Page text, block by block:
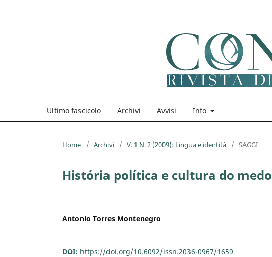
Ultimo fascicolo Archivi Avvisi Info
Home / Archivi / V. 1 N. 2 (2009): Lingua e identità / SAGGI
História política e cultura do medo
Antonio Torres Montenegro
DOI: https://doi.org/10.6092/issn.2036-0967/1659